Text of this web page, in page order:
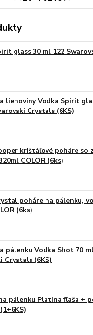
glass 30 ml 122
liehoviny Vodka Spirit
Crystals (6KS)
krištáľové poháre so
COLOR (6ks)
poháre na pálenku,
(6ks)
pálenku Vodka Shot 70
Crystals (6KS)
pálenku Platina fľaša +